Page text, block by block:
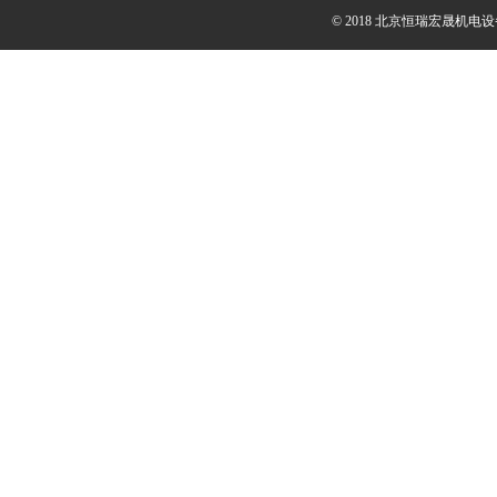
© 2018 北京恒瑞宏晟机电